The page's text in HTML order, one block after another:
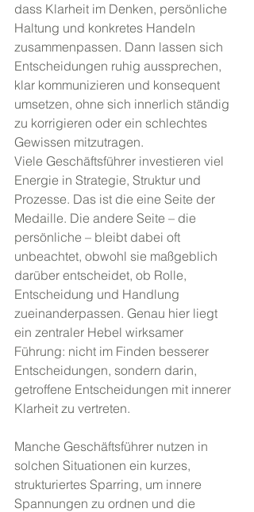
dass Klarheit im Denken, persönliche
Haltung und konkretes Handeln
zusammenpassen. Dann lassen sich
Entscheidungen ruhig aussprechen,
klar kommunizieren und konsequent
umsetzen, ohne sich innerlich ständig
zu korrigieren oder ein schlechtes
Gewissen mitzutragen.
Viele Geschäftsführer investieren viel
Energie in Strategie, Struktur und
Prozesse. Das ist die eine Seite der
Medaille. Die andere Seite – die
persönliche – bleibt dabei oft
unbeachtet, obwohl sie maßgeblich
darüber entscheidet, ob Rolle,
Entscheidung und Handlung
zueinanderpassen. Genau hier liegt
ein zentraler Hebel wirksamer
Führung: nicht im Finden besserer
Entscheidungen, sondern darin,
getroffene Entscheidungen mit innerer
Klarheit zu vertreten.
Manche Geschäftsführer nutzen in
solchen Situationen ein kurzes,
strukturiertes Sparring, um innere
Spannungen zu ordnen und die